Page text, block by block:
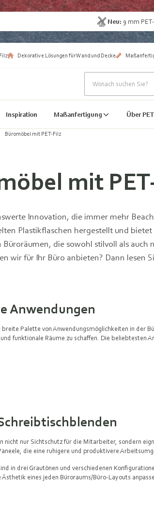
Neu: 9 mm
Dekorative Lösungen für Wand und Decke
Inspiration Maßanfertigung Über
Büromöbel mit PET-Filz
mit
Innovation, die immer mehr
Plastikflaschen hergestellt und
Büroräumen, die sowohl stilvoll als auch
wir für Ihr Büro anbieten? Dann lesen
Anwendungen
breite Palette von Anwendungsmöglichkeiten in der
funktionale Räume zu schaffen. Die beliebtesten
nicht nur Sichtschutz für die Mitarbeiter, sondern
die eine ruhigere und produktivere
in drei Grautönen und verschiedenen
Ästhetik eines jeden Büroraums/Büro-Layouts